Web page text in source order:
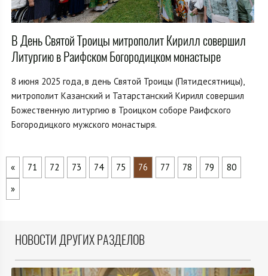
В День Святой Троицы митрополит Кирилл совершил
Литургию в Раифском Богородицком монастыре
8 июня 2025 года, в день Святой Троицы (Пятидесятницы),
митрополит Казанский и Татарстанский Кирилл совершил
Божественную литургию в Троицком соборе Раифского
Богородицкого мужского монастыря.
« 71 72 73 74 75 76 77 78 79
80
»
НОВОСТИ ДРУГИХ РАЗДЕЛОВ